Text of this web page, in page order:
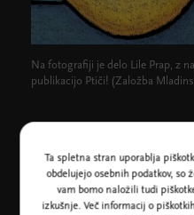
Na fotografiji je delo Lile Prap, z
publikacijo Ptiči! (Založba
Razpisni pogoji
Ta spletna stran uporablja
obdelujejo osebnih podatkov, so
vam bomo naložili tudi
izkušnje. Več informacij o